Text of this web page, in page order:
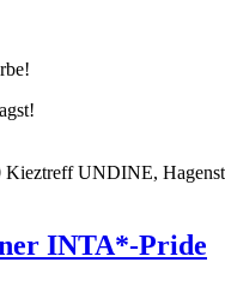
Kieztreff UNDINE,
INTA*-Pride